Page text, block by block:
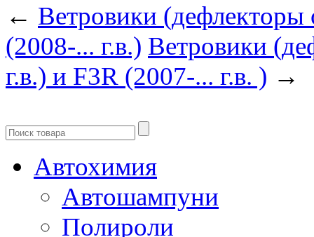
← Ветровики
(2008-... г.в.) Ветровики
г.в.) и F3R (2007-... г.в. ) →
Автохимия
Автошампуни
Полироли